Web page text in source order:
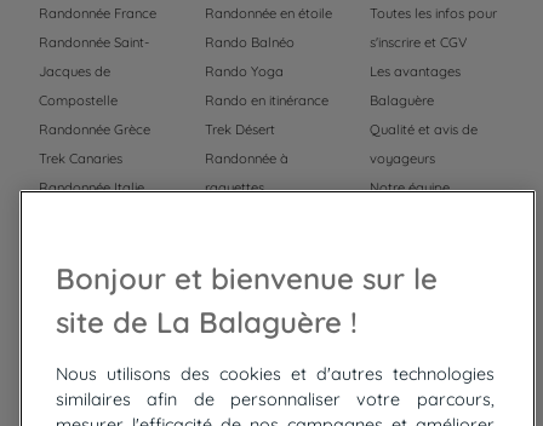
Randonnée France
Randonnée Saint-
Jacques de
Compostelle
Randonnée Grèce
Trek Canaries
Randonnée Italie
Trek Mauritanie
Randonnée en étoile
Rando Balnéo
Rando Yoga
Rando en itinérance
Trek Désert
Randonnée à
raquettes
Trek
Toutes les infos pour
s'inscrire et CGV
Les avantages
Balaguère
Qualité et avis de
voyageurs
Notre équipe
Top
circuits
Bonjour et bienvenue sur le
site de La Balaguère !
Nous utilisons des cookies et d'autres technologies
similaires afin de personnaliser votre parcours,